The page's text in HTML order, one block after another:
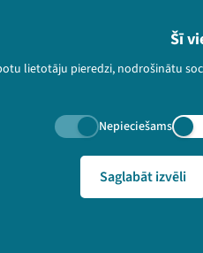
Šī
lietotāju pieredzi, nodrošinātu
Nepieciešams
Saglabāt izvēli
tiesības paturētas.
🔗 https://